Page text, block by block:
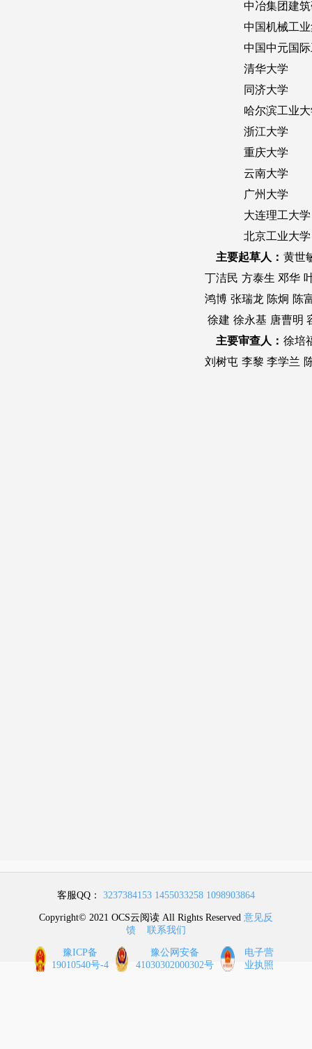
客服QQ： 3237384153 1455033258 1098903864
Copyright© 2021 OCS云阅读 All Rights Reserved 意见反
馈
联系我们
豫ICP备
19010540号-4
豫公网安备
41030302000302号
电子营
业执照